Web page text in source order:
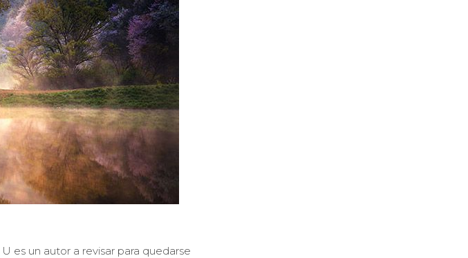
es un autor a revisar para quedarse